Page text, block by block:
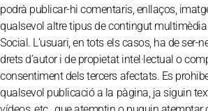
podrà publicar-hi comentaris, enllaços,
qualsevol altre tipus de contingut
Social. L’usuari, en tots els casos, ha de ser-
drets d’autor i de propietat intel·lectual o
consentiment dels tercers afectats. Es
qualsevol publicació a la pàgina, ja siguin